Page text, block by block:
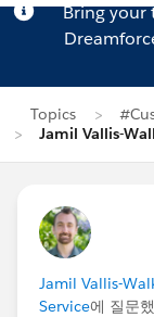
Bring your
Topics
Jamil Vallis-
Jamil Vallis-
Service에 질문